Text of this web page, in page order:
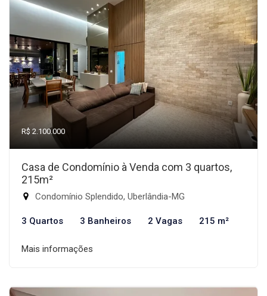
R$ 2.100.000
Casa de Condomínio à Venda com 3 quartos,
215m²
Condomínio Splendido, Uberlândia-MG
3 Quartos 3 Banheiros 2 Vagas 215 m²
Mais informações